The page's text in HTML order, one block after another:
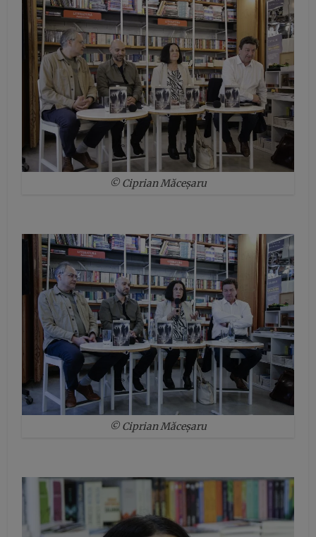
© Ciprian Măceșaru
© Ciprian Măceșaru